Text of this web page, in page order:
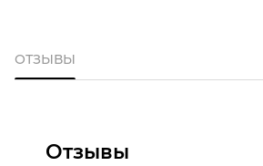
ОТЗЫВЫ
Отзывы